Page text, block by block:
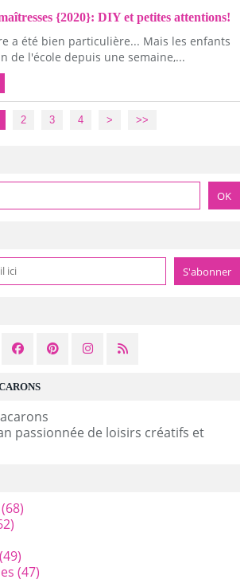
{2020}: DIY et petites attentions!
a été bien particulière... Mais les enfants
de l'école depuis une semaine,...
2 3 4 > >>
passionnée de loisirs créatifs et
(68)
(49)
(47)